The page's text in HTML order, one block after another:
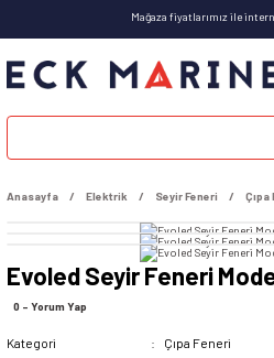
Mağaza fiyatlarımız ile
Anasayfa Elektrik Seyir Feneri Çıpa
Evoled Seyir Feneri
0 - Yorum Yap
Kategori
Çıpa Feneri